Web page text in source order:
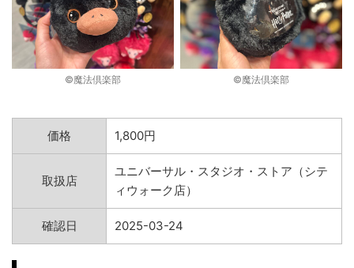
©︎魔法倶楽部 ©︎魔法倶楽部
価格 1,800円
取扱店
ユニバーサル・スタジオ・ストア（シテ
ィウォーク店）
確認日 2025-03-24